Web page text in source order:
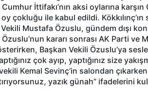
İttifakı’nın aksi oylarına
oy çokluğu ile kabul edildi.
Mustafa Özuslu, gündem dışı
Özuslu’nun kararı sonrası AK Parti
Başkan Vekili Özuslu’ya
çok ayıp, yaptığınız size
Kemal Sevinç’in salondan
yazık günah” ifadelerini